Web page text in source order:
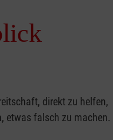
direkt zu helfen,
etwas falsch zu machen.